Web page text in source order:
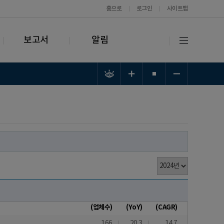
홈으로 로그인 사이트맵
보고서 알림
(업체수) (YoY) (CAGR)